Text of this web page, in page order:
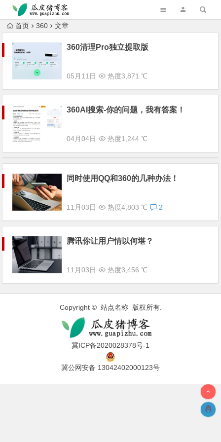
跳转到主内容
首页 360 文章
360清理Pro独立提取版
05月11日 热度3,871 ℃
360AI搜索-你的问题，我有答案！
04月04日 热度1,244 ℃
同时使用QQ和360的几种办法！
11月03日 热度4,803 ℃ 2
腾讯你让用户情以何堪？
11月03日 热度3,456 ℃
Copyright © 站点名称 版权所有.
冀ICP备2020028378号-1
冀公网安备 13042402000123号